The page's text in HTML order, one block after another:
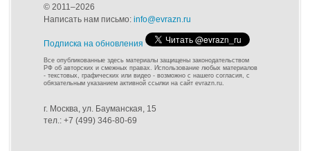
© 2011–2026
Написать нам письмо: info@evrazn.ru
Подписка на обновления
Все опубликованные здесь материалы защищены законодательством
РФ об авторских и смежных правах. Использование любых материалов
- текстовых, графических или видео - возможно с нашего согласия, с
обязательным указанием активной ссылки на сайт evrazn.ru.
г. Москва, ул. Бауманская, 15
тел.: +7 (499) 346-80-69